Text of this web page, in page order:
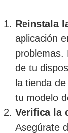
Reinstala
aplicación
problemas.
de tu
la tienda
tu modelo
Verifica la
Asegúrate